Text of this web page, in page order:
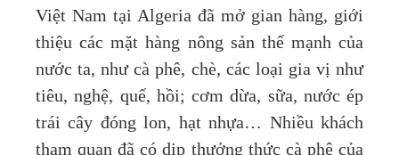
Việt Nam tại Algeria đã mở gian hàng, giới
thiệu các mặt hàng nông sản thế mạnh của
nước ta, như cà phê, chè, các loại gia vị như
tiêu, nghệ, quế, hồi; cơm dừa, sữa, nước ép
trái cây đóng lon, hạt nhựa… Nhiều khách
tham quan đã có dịp thưởng thức cà phê của